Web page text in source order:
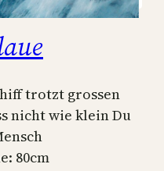
trotzt grossen
nicht wie klein Du
80cm